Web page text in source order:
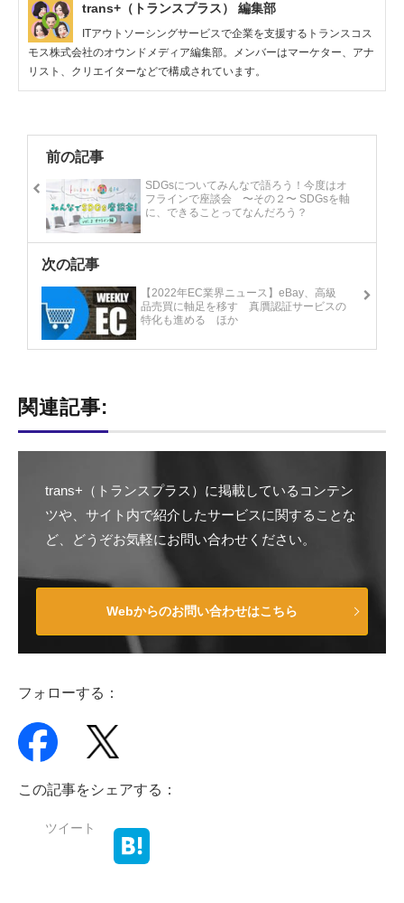
trans+（トランスプラス） 編集部
ITアウトソーシングサービスで企業を支援するトランスコス
モス株式会社のオウンドメディア編集部。メンバーはマーケター、アナ
リスト、クリエイターなどで構成されています。
前の記事
SDGsについてみんなで語ろう！今度はオ
フラインで座談会 〜その２〜 SDGsを軸
に、できることってなんだろう？
次の記事
【2022年EC業界ニュース】eBay、高級
品売買に軸足を移す 真贋認証サービスの
特化も進める ほか
関連記事:
trans+（トランスプラス）に掲載しているコンテン
ツや、サイト内で紹介したサービスに関することな
ど、どうぞお気軽にお問い合わせください。
Webからのお問い合わせはこちら
フォローする：
この記事をシェアする：
ツイート